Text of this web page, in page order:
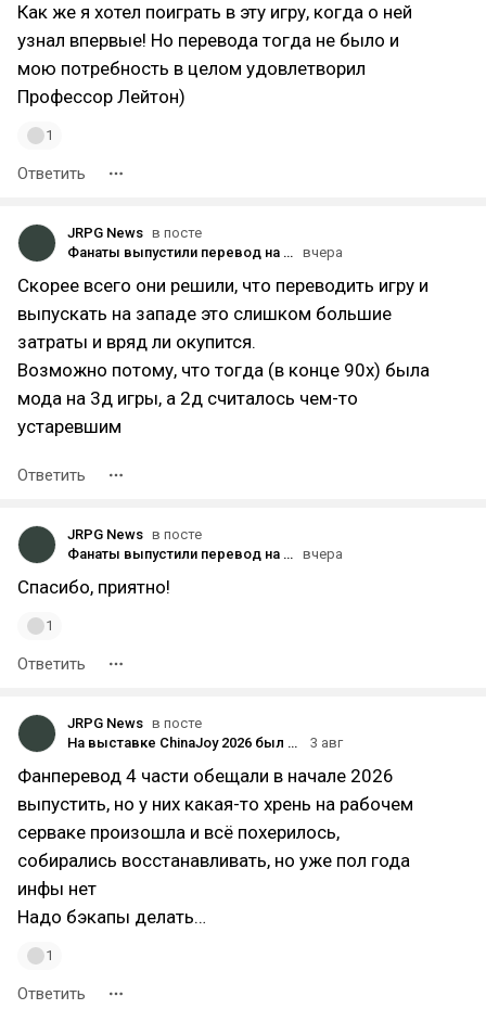
Как же я хотел поиграть в эту игру, когда о ней
узнал впервые! Но перевода тогда не было и
мою потребность в целом удовлетворил
Профессор Лейтон)
1
Ответить
JRPG News в посте
Фанаты выпустили перевод на английский язык London Spirit Detectives (London Seirei Tanteidan)! вчера
Скорее всего они решили, что переводить игру и
выпускать на западе это слишком большие
затраты и вряд ли окупится.
Возможно потому, что тогда (в конце 90х) была
мода на 3д игры, а 2д считалось чем-то
устаревшим
Ответить
JRPG News в посте
Фанаты выпустили перевод на английский язык London Spirit Detectives (London Seirei Tanteidan)! вчера
Спасибо, приятно!
1
Ответить
JRPG News в посте
На выставке ChinaJoy 2026 был представлен ремастер Metal Saga: Season of Steel.
3 авг
Фанперевод 4 части обещали в начале 2026
выпустить, но у них какая-то хрень на рабочем
серваке произошла и всё похерилось,
собирались восстанавливать, но уже пол года
инфы нет
Надо бэкапы делать…
1
Ответить